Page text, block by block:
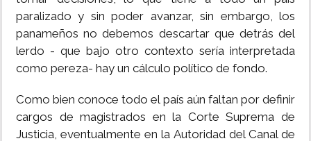
MUNDO
INSÓLITAS
MULTIMEDIA
IMPRESO
paralizado y sin poder avanzar, sin embargo, los
panameños no debemos descartar que detrás del
lerdo - que bajo otro contexto sería interpretada
como pereza- hay un cálculo político de fondo.
Como bien conoce todo el país aún faltan por definir
cargos de magistrados en la Corte Suprema de
Justicia, eventualmente en la Autoridad del Canal de